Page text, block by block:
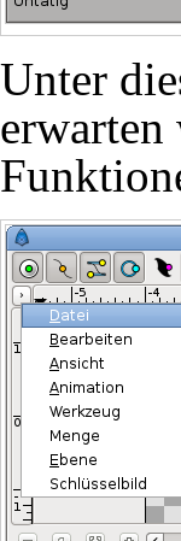
Unter